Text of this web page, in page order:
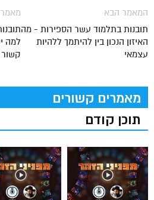
למה
קשור
המאמר הבא
תובנות בתלמוד עשר הספירות - מה
האיזון הנכון בין להיתמך ללהיות
עצמאי
מאמרים קשורים
תוכן קודם